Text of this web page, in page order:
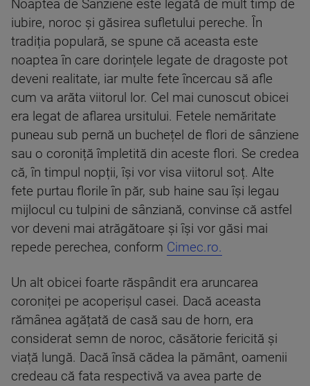
Noaptea de Sânziene este legată de mult timp de
iubire, noroc și găsirea sufletului pereche. În
tradiția populară, se spune că aceasta este
noaptea în care dorințele legate de dragoste pot
deveni realitate, iar multe fete încercau să afle
cum va arăta viitorul lor. Cel mai cunoscut obicei
era legat de aflarea ursitului. Fetele nemăritate
puneau sub pernă un buchețel de flori de sânziene
sau o coroniță împletită din aceste flori. Se credea
că, în timpul nopții, își vor visa viitorul soț. Alte
fete purtau florile în păr, sub haine sau își legau
mijlocul cu tulpini de sânziană, convinse că astfel
vor deveni mai atrăgătoare și își vor găsi mai
repede perechea, conform Cimec.ro.
Un alt obicei foarte răspândit era aruncarea
coroniței pe acoperișul casei. Dacă aceasta
rămânea agățată de casă sau de horn, era
considerat semn de noroc, căsătorie fericită și
viață lungă. Dacă însă cădea la pământ, oamenii
credeau că fata respectivă va avea parte de